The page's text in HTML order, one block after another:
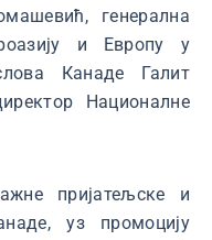
генерална
и Европу у
Канаде Галит
Националне
пријатељске и
уз промоцију